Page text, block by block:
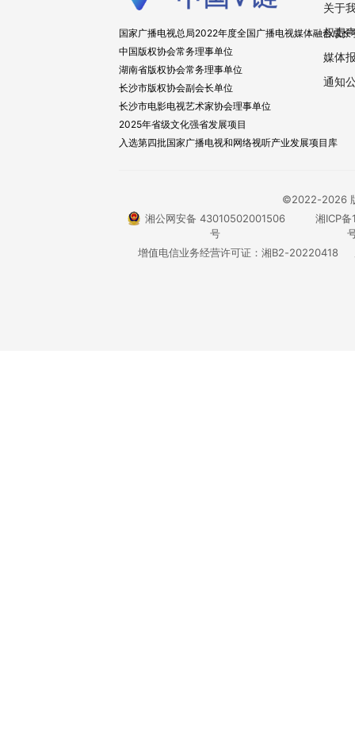
国家广播电视总局2022年度全国广播电视媒体融合成长
中国版权协会常务理事单位
湖南省版权协会常务理事单位
长沙市版权协会副会长单位
长沙市电影电视艺术家协会理事单位
2025年省级文化强省发展项目
入选第四批国家广播电视和网络视听产业发展项目库
关于
权责
媒体
通知
©2022-2026
湘公网安备 43010502001506
号
湘ICP
增值电信业务经营许可证：湘B2-20220418